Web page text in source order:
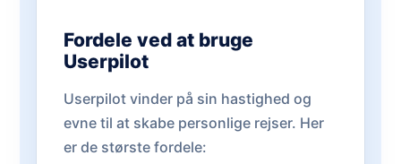
Fordele ved at bruge
Userpilot
Userpilot vinder på sin hastighed og
evne til at skabe personlige rejser. Her
er de største fordele: